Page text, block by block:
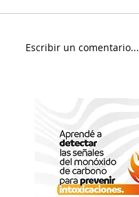
Escribir un comentario...